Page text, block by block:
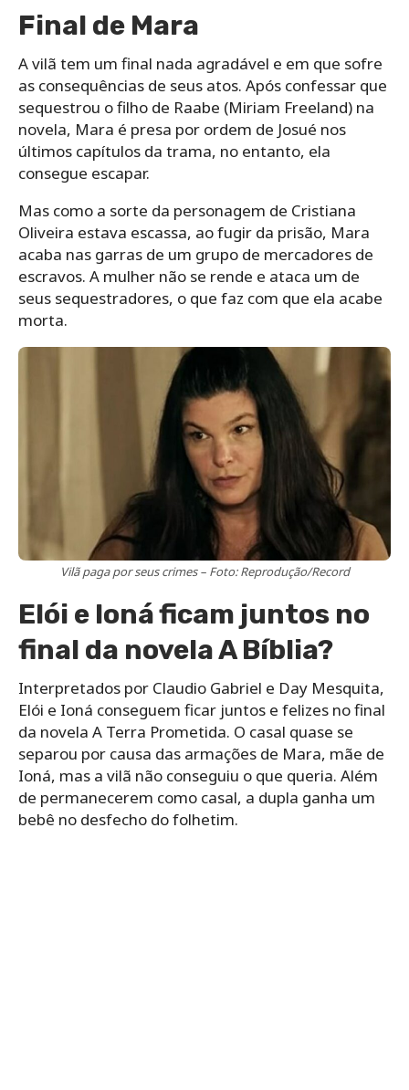
Final de Mara
A vilã tem um final nada agradável e em que sofre
as consequências de seus atos. Após confessar que
sequestrou o filho de Raabe (Miriam Freeland) na
novela, Mara é presa por ordem de Josué nos
últimos capítulos da trama, no entanto, ela
consegue escapar.
Mas como a sorte da personagem de Cristiana
Oliveira estava escassa, ao fugir da prisão, Mara
acaba nas garras de um grupo de mercadores de
escravos. A mulher não se rende e ataca um de
seus sequestradores, o que faz com que ela acabe
morta.
Vilã paga por seus crimes – Foto: Reprodução/Record
Elói e Ioná ficam juntos no
final da novela A Bíblia?
Interpretados por Claudio Gabriel e Day Mesquita,
Elói e Ioná conseguem ficar juntos e felizes no final
da novela A Terra Prometida. O casal quase se
separou por causa das armações de Mara, mãe de
Ioná, mas a vilã não conseguiu o que queria. Além
de permanecerem como casal, a dupla ganha um
bebê no desfecho do folhetim.